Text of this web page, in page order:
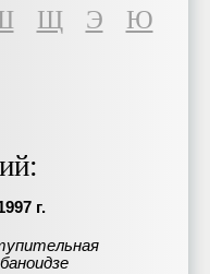
Щ Э
Ю
г.